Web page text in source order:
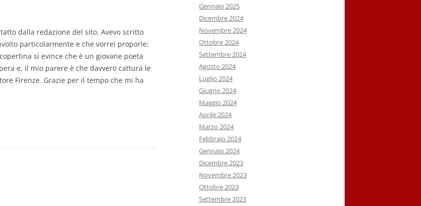
dalla redazione del sito. Avevo scritto
particolarmente e che vorrei proporle:
si evince che è un giovane poeta
e, il mio parere è che davvero cattura le
Firenze. Grazie per il tempo che mi ha
Gennaio 2025
Dicembre 2024
Novembre 2024
Ottobre 2024
Settembre 2024
Agosto 2024
Luglio 2024
Giugno 2024
Maggio 2024
Aprile 2024
Marzo 2024
Febbraio 2024
Gennaio 2024
Dicembre 2023
Novembre 2023
Ottobre 2023
Settembre 2023